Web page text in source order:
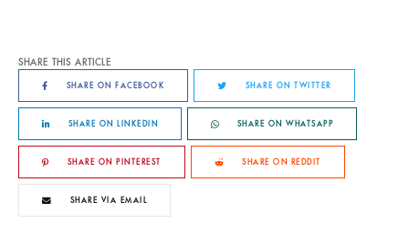
SHARE THIS ARTICLE
SHARE ON FACEBOOK SHARE ON TWITTER
SHARE ON LINKEDIN SHARE ON WHATSAPP
SHARE ON PINTEREST SHARE ON REDDIT
SHARE VIA EMAIL